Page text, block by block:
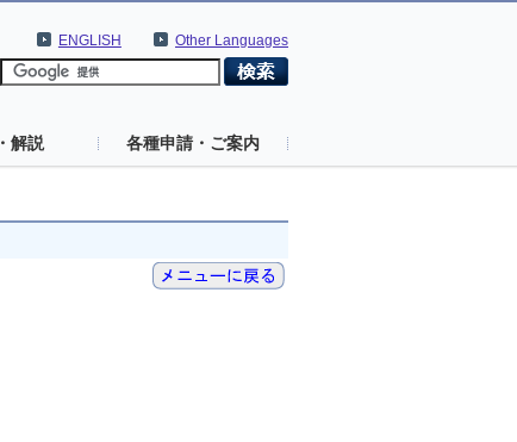
Other Languages
ENGLISH
解説 各種申請・ご案内